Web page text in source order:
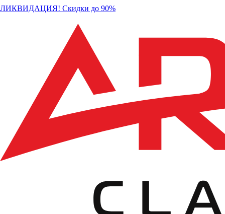
ЛИКВИДАЦИЯ! Скидки до 90%